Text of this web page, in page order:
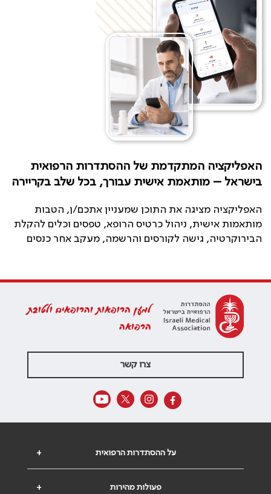
האפליקציה המתקדמת של ההסתדרות הרפואית
בישראל – מותאמת אישית עבורך, בכל שלב בקריירה
האפליקציה מציגה את התוכן שמעניין אתכם/ן, הטבות
מותאמות אישית, ניהול כרטיס הרופא, טפסים וכלים להקלת
הבירוקרטיה, גישה לקורסים והרשמה, מעקב אחר כנסים
למען הרופאות והרופאים ולטובת
הרפואה
צרו קשר
+ על ההסתדרות הרפואית
+ פעולות מהירות